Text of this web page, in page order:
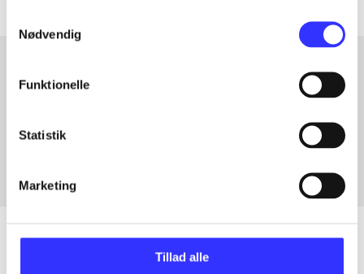
Nødvendig
Funktionelle
Statistik
Marketing
Tillad alle